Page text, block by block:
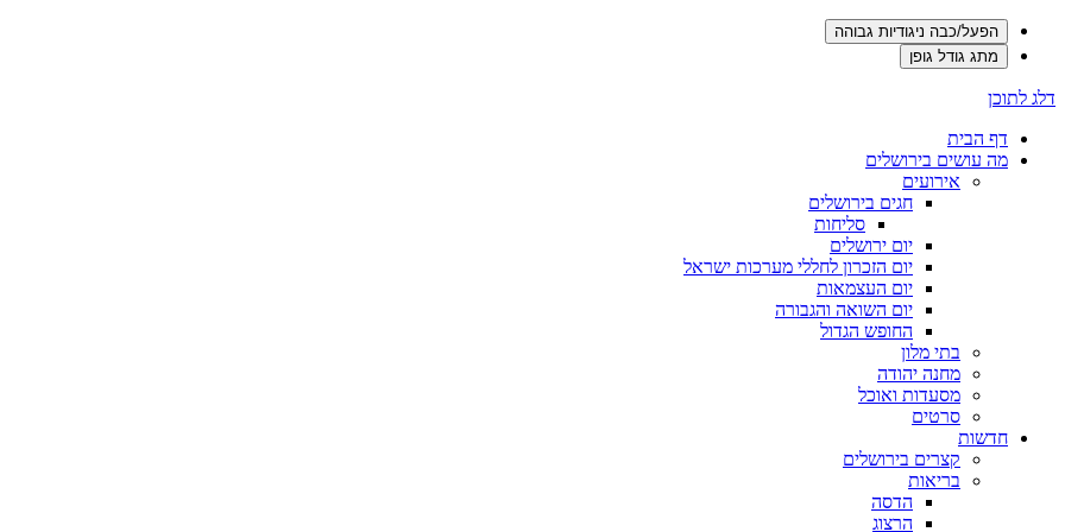
הפעל/כבה ניגודיות גבוהה
מתג גודל גופן
דלג לתוכן
דף הבית
מה עושים בירושלים
אירועים
חגים בירושלים
סליחות
יום ירושלים
יום הזכרון לחללי מערכות ישראל
יום העצמאות
יום השואה והגבורה
החופש הגדול
בתי מלון
מחנה יהודה
מסעדות ואוכל
סרטים
חדשות
קצרים בירושלים
בריאות
הדסה
הרצוג